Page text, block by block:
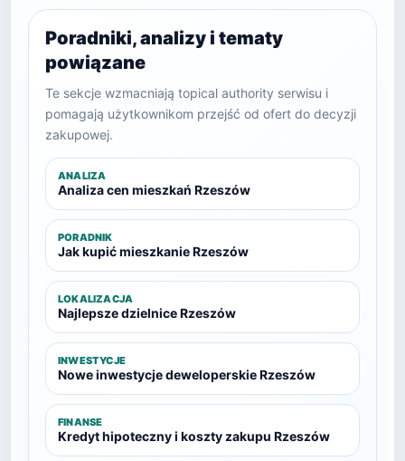
Poradniki, analizy i tematy
powiązane
Te sekcje wzmacniają topical authority serwisu i
pomagają użytkownikom przejść od ofert do decyzji
zakupowej.
ANALIZA
Analiza cen mieszkań Rzeszów
PORADNIK
Jak kupić mieszkanie Rzeszów
LOKALIZACJA
Najlepsze dzielnice Rzeszów
INWESTYCJE
Nowe inwestycje deweloperskie Rzeszów
FINANSE
Kredyt hipoteczny i koszty zakupu Rzeszów